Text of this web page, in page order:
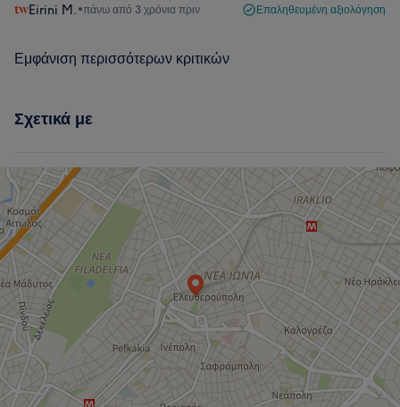
Eirini M. •πάνω από 3 χρόνια πριν Επαληθευμένη αξιολόγηση
Εμφάνιση περισσότερων κριτικών
Σχετικά με